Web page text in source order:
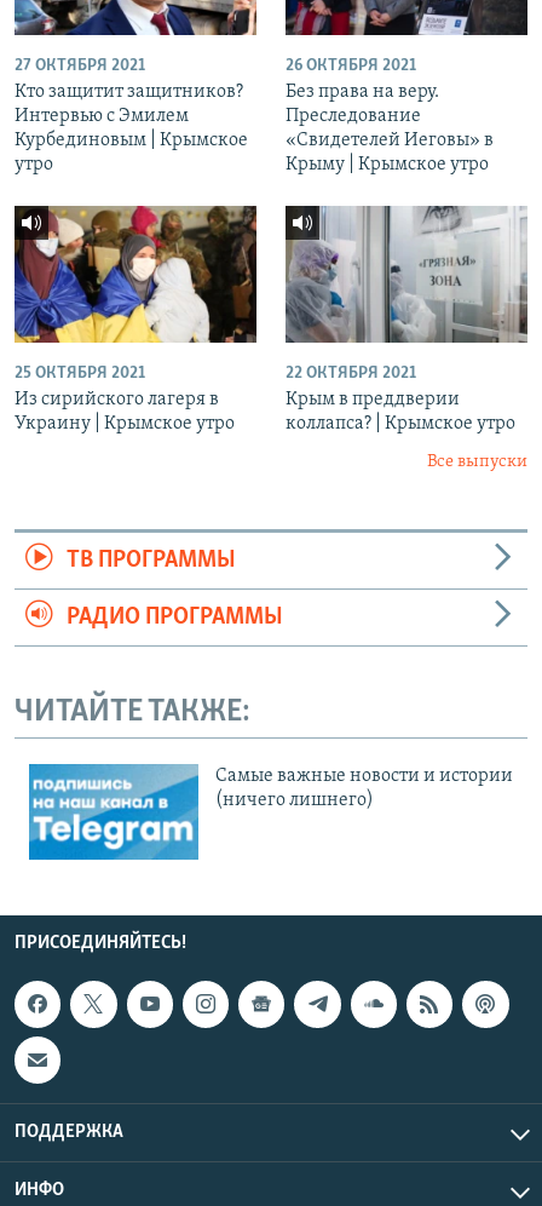
27 ОКТЯБРЯ 2021
Кто защитит защитников?
Интервью с Эмилем
Курбединовым | Крымское
утро
26 ОКТЯБРЯ 2021
Без права на веру.
Преследование
«Свидетелей Иеговы» в
Крыму | Крымское утро
25 ОКТЯБРЯ 2021
Из сирийского лагеря в
Украину | Крымское утро
22 ОКТЯБРЯ 2021
Крым в преддверии
коллапса? | Крымское утро
Все выпуски
ТВ ПРОГРАММЫ
РАДИО ПРОГРАММЫ
ЧИТАЙТЕ ТАКЖЕ:
Cамые важные новости и истории
(ничего лишнего)
ПРИСОЕДИНЯЙТЕСЬ!
ПОДДЕРЖКА
ИНФО